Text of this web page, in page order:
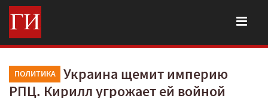
ПОЛИТИКА
Украина щемит империю
РПЦ. Кирилл угрожает ей войной